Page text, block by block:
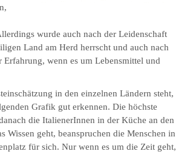
wurde auch nach der Leidenschaft
Land am Herd herrscht und auch nach
Erfahrung, wenn es um Lebensmittel und
in den einzelnen Ländern steht,
Grafik gut erkennen. Die höchste
die ItalienerInnen in der Küche an den
Wissen geht, beanspruchen die Menschen in
für sich. Nur wenn es um die Zeit geht,